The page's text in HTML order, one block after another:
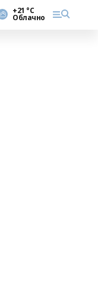
+21 °С
Облачно